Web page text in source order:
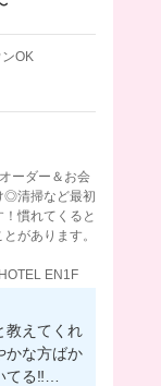
OK
ーダー＆お会
◎清掃など最初
慣れてくると
があります。
EN1F
教えてくれ
かな方ばか
てる‼️